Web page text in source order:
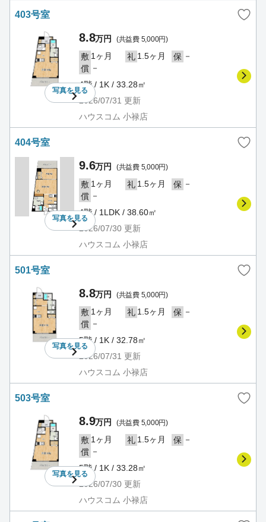
403号室
写真を見る
8.8万円 (共益費 5,000円)
敷 1ヶ月 礼 1.5ヶ月 保 －
償 －
4階 / 1K / 33.28㎡
2026/07/31 更新
ハウスコム 小禄店
404号室
写真を見る
9.6万円 (共益費 5,000円)
敷 1ヶ月 礼 1.5ヶ月 保 －
償 －
4階 / 1LDK / 38.60㎡
2026/07/30 更新
ハウスコム 小禄店
501号室
写真を見る
8.8万円 (共益費 5,000円)
敷 1ヶ月 礼 1.5ヶ月 保 －
償 －
5階 / 1K / 32.78㎡
2026/07/31 更新
ハウスコム 小禄店
503号室
写真を見る
8.9万円 (共益費 5,000円)
敷 1ヶ月 礼 1.5ヶ月 保 －
償 －
5階 / 1K / 33.28㎡
2026/07/30 更新
ハウスコム 小禄店